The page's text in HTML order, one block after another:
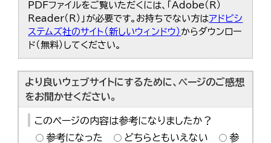
PDFファイルをご覧いただくには、「Adobe（R）
Reader（R）」が必要です。お持ちでない方はアドビシ
ステムズ社のサイト（新しいウィンドウ） からダウンロー
ド（無料）してください。
より良いウェブサイトにするために、ページのご感想
をお聞かせください。
このページの内容は参考になりましたか？
参考になった
どちらともいえない
参